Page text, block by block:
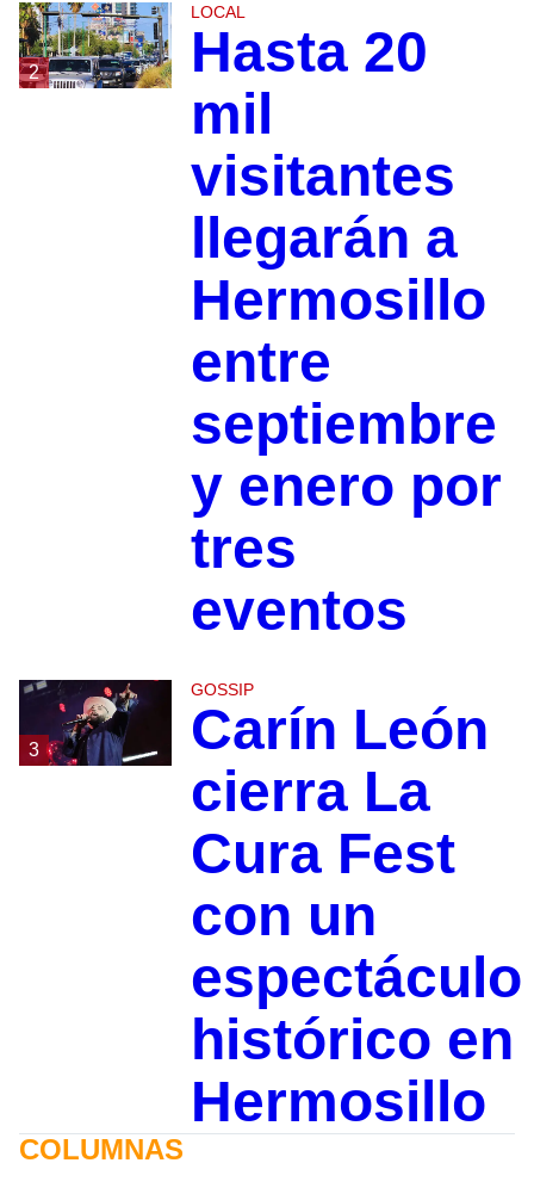
2
LOCAL
Hasta 20
mil
visitantes
llegarán a
Hermosillo
entre
septiembre
y enero por
tres
eventos
3
GOSSIP
Carín León
cierra La
Cura Fest
con un
espectáculo
histórico en
Hermosillo
COLUMNAS